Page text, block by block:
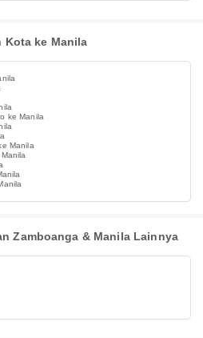
Kota ke Manila
ke Manila
Manila
Zamboanga & Manila Lainnya